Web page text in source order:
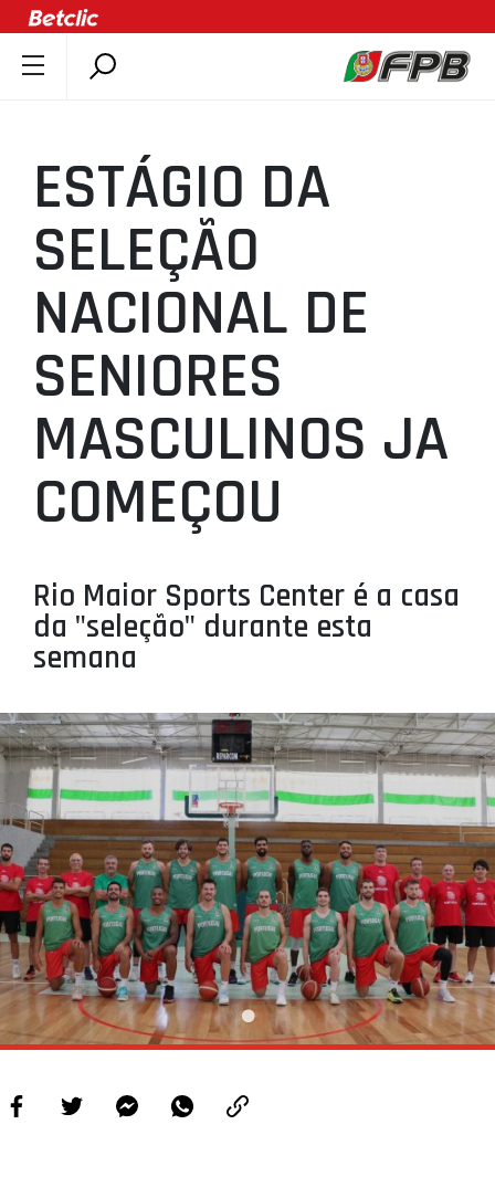
DOCUMENTOS
ÚLTIMAS
COMPETIÇÕES
ASSOCIAÇÕES
CLUBES
AGENTES
AGENDA
SELEÇÕES
MINIBASQUETE
ÁREA TÉCNICA
PROJETOS
LIGA BETCLIC FEMININA
ESTÁGIO DA
SELEÇÃO
NACIONAL DE
SENIORES
MASCULINOS JA
COMEÇOU
Rio Maior Sports Center é a casa
da "seleção" durante esta
semana